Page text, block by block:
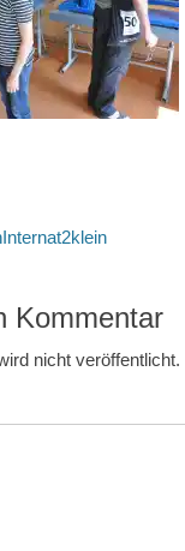
Kommentar
nicht veröffentlicht.